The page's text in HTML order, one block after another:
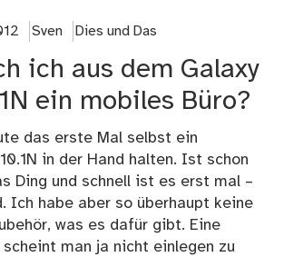
Sven Dies und Das
ich aus dem Galaxy
ein mobiles Büro?
das erste Mal selbst ein
in der Hand halten. Ist schon
Ding und schnell ist es erst mal –
Ich habe aber so überhaupt keine
was es dafür gibt. Eine
man ja nicht einlegen zu